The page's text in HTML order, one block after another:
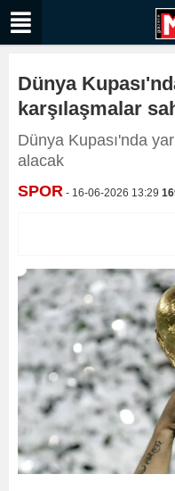
Dünya
karşılaşmalar
Dünya Kupası'nda
alacak
SPOR - 16-06-2026 13:29